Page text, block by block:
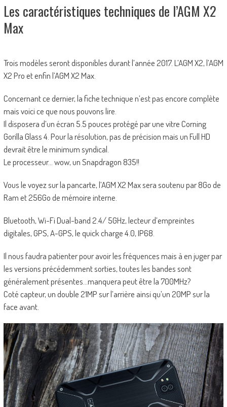
Les caractéristiques techniques de l’AGM X2
Max
Trois modèles seront disponibles durant l’année 2017. L’AGM X2, l’AGM
X2 Pro et enfin l’AGM X2 Max.
Concernant ce dernier, la fiche technique n’est pas encore complète
mais voici ce que nous pouvons lire.
Il disposera d’un écran 5.5 pouces protégé par une vitre Corning
Gorilla Glass 4. Pour la résolution, pas de précision mais un Full HD
devrait être le minimum syndical.
Le processeur… wow, un Snapdragon 835!!
Vous le voyez sur la pancarte, l’AGM X2 Max sera soutenu par 8Go de
Ram et 256Go de mémoire interne.
Bluetooth, Wi-Fi Dual-band 2.4/ 5GHz, lecteur d’empreintes
digitales, GPS, A-GPS, le quick charge 4.0, IP68.
Il nous faudra patienter pour avoir les fréquences mais à en juger par
les versions précédemment sorties, toutes les bandes sont
généralement présentes…manquera peut être la 700MHz?
Coté capteur, un double 21MP sur l’arrière ainsi qu’un 20MP sur la
face avant.